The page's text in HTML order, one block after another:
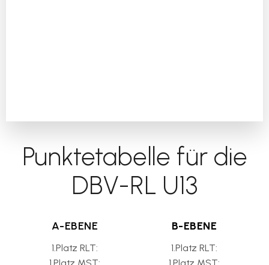
Punktetabelle für die
DBV-RL U13
A-EBENE
1.Platz RLT:
B-EBENE
1.Platz RLT: